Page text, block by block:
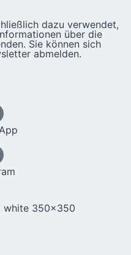
dazu verwendet,
über die
Sie können sich
abmelden.